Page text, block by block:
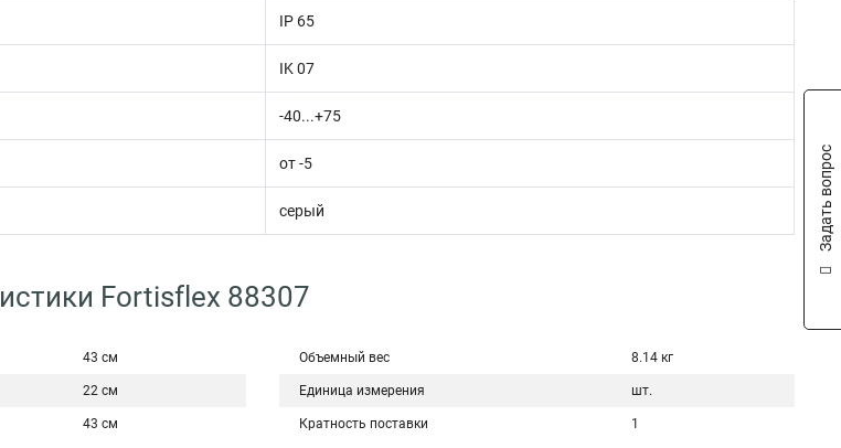
IP 65
IK 07
-40...+75
от -5
серый
Fortisflex 88307
43 см
22 см
43 см
Объемный вес 8.14 кг
Единица измерения шт.
Кратность поставки 1
Задать вопрос